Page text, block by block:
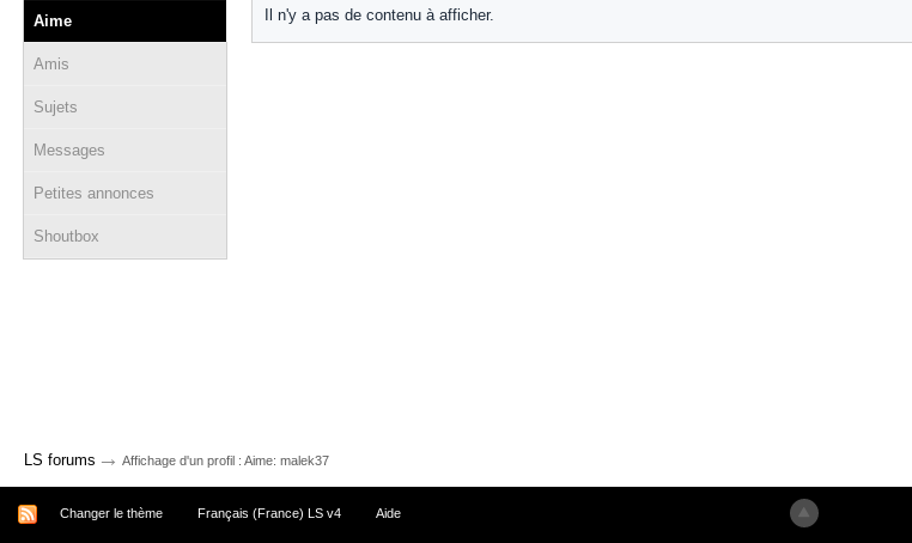
Aime
Amis
Sujets
Messages
Petites annonces
Shoutbox
Il n'y a pas de contenu à afficher.
LS forums → Affichage d'un profil : Aime: malek37
Changer le thème Français (France) LS v4 Aide